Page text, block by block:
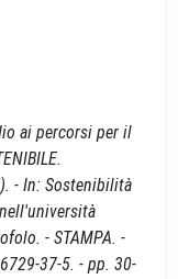
ai percorsi per il
- In: Sostenibilità
- STAMPA. -
37-5. - pp. 30-